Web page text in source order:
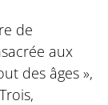
de
aux
des âges »,